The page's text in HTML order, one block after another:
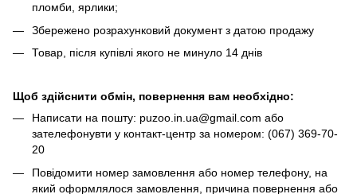
пломби, ярлики;
Збережено розрахунковий документ з датою продажу
Товар, після купівлі якого не минуло 14 днів
Щоб здійснити обмін, повернення вам необхідно:
Написати на пошту: puzoo.in.ua@gmail.com або
зателефонувти у контакт-центр за номером: (067) 369-70-
20
Повідомити номер замовлення або номер телефону, на
який оформлялося замовлення, причина повернення або